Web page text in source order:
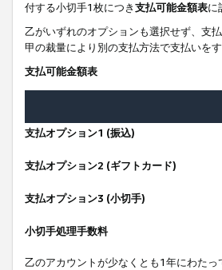
付する小切手1枚につき支払可能金額表に
乙がいずれのオプションも選択せず、支
甲の裁量により別の支払方法で支払いを
支払可能金額表
支払オプション1 (振込)
支払オプション2 (ギフトカード)
支払オプション3 (小切手)
小切手処理手数料
乙のアカウントが少なくとも1年にわた